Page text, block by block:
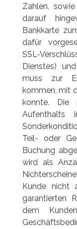
Zahlen,
darauf
Bankkarte
dafür
SSL-
Dienstes)
muss zur
kommen, mit
konnte. Die
Aufenthalts
Teil- oder
Buchung
wird als
Kunde nicht
garantierten
dem